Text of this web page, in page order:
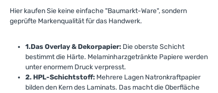
Hier kaufen Sie keine einfache "Baumarkt-Ware", sondern
geprüfte Markenqualität für das Handwerk.
1.Das Overlay & Dekorpapier: Die oberste Schicht
bestimmt die Härte. Melaminharzgetränkte Papiere werden
unter enormem Druck verpresst.
2. HPL-Schichtstoff: Mehrere Lagen Natronkraftpapier
bilden den Kern des Laminats. Das macht die Oberfläche